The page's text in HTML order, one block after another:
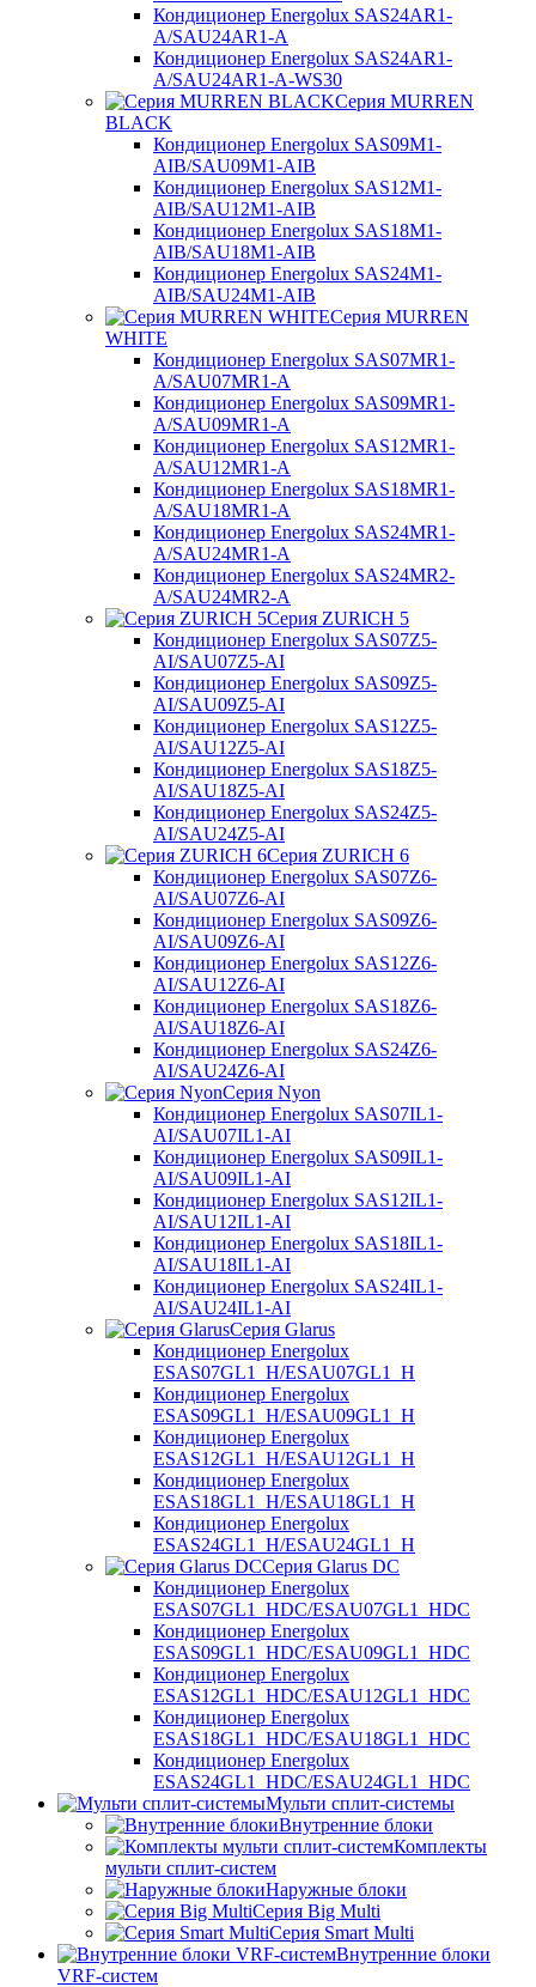
Кондиционер Energolux SAS24AR1-
A/SAU24AR1-A
Кондиционер Energolux SAS24AR1-
A/SAU24AR1-A-WS30
Серия MURREN
BLACK
Кондиционер Energolux SAS09M1-
AIB/SAU09M1-AIB
Кондиционер Energolux SAS12M1-
AIB/SAU12M1-AIB
Кондиционер Energolux SAS18M1-
AIB/SAU18M1-AIB
Кондиционер Energolux SAS24M1-
AIB/SAU24M1-AIB
Серия MURREN
WHITE
Кондиционер Energolux SAS07MR1-
A/SAU07MR1-A
Кондиционер Energolux SAS09MR1-
A/SAU09MR1-A
Кондиционер Energolux SAS12MR1-
A/SAU12MR1-A
Кондиционер Energolux SAS18MR1-
A/SAU18MR1-A
Кондиционер Energolux SAS24MR1-
A/SAU24MR1-A
Кондиционер Energolux SAS24MR2-
A/SAU24MR2-A
Серия ZURICH 5
Кондиционер Energolux SAS07Z5-
AI/SAU07Z5-AI
Кондиционер Energolux SAS09Z5-
AI/SAU09Z5-AI
Кондиционер Energolux SAS12Z5-
AI/SAU12Z5-AI
Кондиционер Energolux SAS18Z5-
AI/SAU18Z5-AI
Кондиционер Energolux SAS24Z5-
AI/SAU24Z5-AI
Серия ZURICH 6
Кондиционер Energolux SAS07Z6-
AI/SAU07Z6-AI
Кондиционер Energolux SAS09Z6-
AI/SAU09Z6-AI
Кондиционер Energolux SAS12Z6-
AI/SAU12Z6-AI
Кондиционер Energolux SAS18Z6-
AI/SAU18Z6-AI
Кондиционер Energolux SAS24Z6-
AI/SAU24Z6-AI
Серия Nyon
Кондиционер Energolux SAS07IL1-
AI/SAU07IL1-AI
Кондиционер Energolux SAS09IL1-
AI/SAU09IL1-AI
Кондиционер Energolux SAS12IL1-
AI/SAU12IL1-AI
Кондиционер Energolux SAS18IL1-
AI/SAU18IL1-AI
Кондиционер Energolux SAS24IL1-
AI/SAU24IL1-AI
Серия Glarus
Кондиционер Energolux
ESAS07GL1_H/ESAU07GL1_H
Кондиционер Energolux
ESAS09GL1_H/ESAU09GL1_H
Кондиционер Energolux
ESAS12GL1_H/ESAU12GL1_H
Кондиционер Energolux
ESAS18GL1_H/ESAU18GL1_H
Кондиционер Energolux
ESAS24GL1_H/ESAU24GL1_H
Серия Glarus DC
Кондиционер Energolux
ESAS07GL1_HDC/ESAU07GL1_HDC
Кондиционер Energolux
ESAS09GL1_HDC/ESAU09GL1_HDC
Кондиционер Energolux
ESAS12GL1_HDC/ESAU12GL1_HDC
Кондиционер Energolux
ESAS18GL1_HDC/ESAU18GL1_HDC
Кондиционер Energolux
ESAS24GL1_HDC/ESAU24GL1_HDC
Мульти сплит-системы
Внутренние блоки
Комплекты
мульти сплит-систем
Наружные блоки
Серия Big Multi
Серия Smart Multi
Внутренние блоки
VRF-систем